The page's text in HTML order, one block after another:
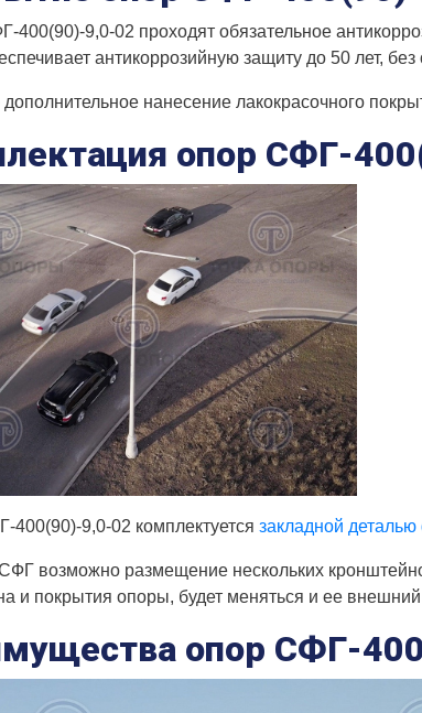
9,0-02 проходят обязательное
антикоррозийную защиту до 50 лет,
нанесение лакокрасочного
опор СФГ-
400(90)-9,0-02 комплектуется закладной
возможно размещение нескольких
и покрытия опоры, будет меняться и ее
опор СФГ-